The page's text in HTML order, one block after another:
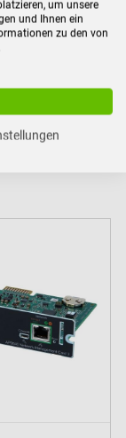
APC
zur
um unsere
und Ihnen ein
zu den von